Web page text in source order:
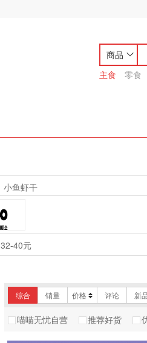
商品
主食
零食
小鱼虾干
韩国MISO美小
32-40元
综合 销量 价格 评论 新
喵喵无忧自营 推荐好货